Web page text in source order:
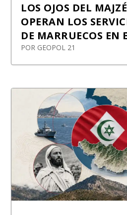
LOS OJOS DEL
OPERAN LOS
DE MARRUECOS EN
POR GEOPOL 21